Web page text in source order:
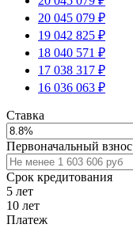
20 045 079 ₽
19 042 825 ₽
18 040 571 ₽
17 038 317 ₽
16 036 063 ₽
Ставка
Первоначальный взнос
Срок кредитования
5 лет
10 лет
Платеж